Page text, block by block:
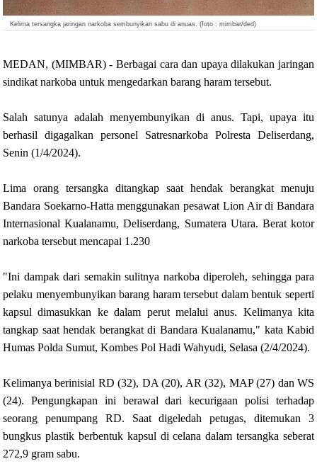
Kelima tersangka jaringan narkoba sembunyikan sabu di anuas. (foto : mimbar/ded)
MEDAN, (MIMBAR) - Berbagai cara dan upaya dilakukan jaringan
sindikat narkoba untuk mengedarkan barang haram tersebut.
Salah satunya adalah menyembunyikan di anus. Tapi, upaya itu
berhasil digagalkan personel Satresnarkoba Polresta Deliserdang,
Senin (1/4/2024).
Lima orang tersangka ditangkap saat hendak berangkat menuju
Bandara Soekarno-Hatta menggunakan pesawat Lion Air di Bandara
Internasional Kualanamu, Deliserdang, Sumatera Utara. Berat kotor
narkoba tersebut mencapai 1.230
"Ini dampak dari semakin sulitnya narkoba diperoleh, sehingga para
pelaku menyembunyikan barang haram tersebut dalam bentuk seperti
kapsul dimasukkan ke dalam perut melalui anus. Kelimanya kita
tangkap saat hendak berangkat di Bandara Kualanamu," kata Kabid
Humas Polda Sumut, Kombes Pol Hadi Wahyudi, Selasa (2/4/2024).
Kelimanya berinisial RD (32), DA (20), AR (32), MAP (27) dan WS
(24). Pengungkapan ini berawal dari kecurigaan polisi terhadap
seorang penumpang RD. Saat digeledah petugas, ditemukan 3
bungkus plastik berbentuk kapsul di celana dalam tersangka seberat
272,9 gram sabu.